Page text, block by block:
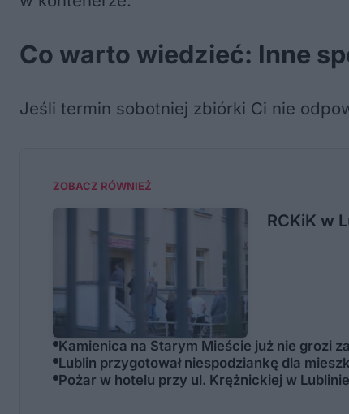
Co warto wiedzieć: Inne
Jeśli termin sobotniej zbiórki Ci nie
ZOBACZ RÓWNIEŻ
RCKiK w
Kamienica na Starym Mieście już nie grozi
Lublin przygotował niespodziankę dla
Pożar w hotelu przy ul. Krężnickiej w